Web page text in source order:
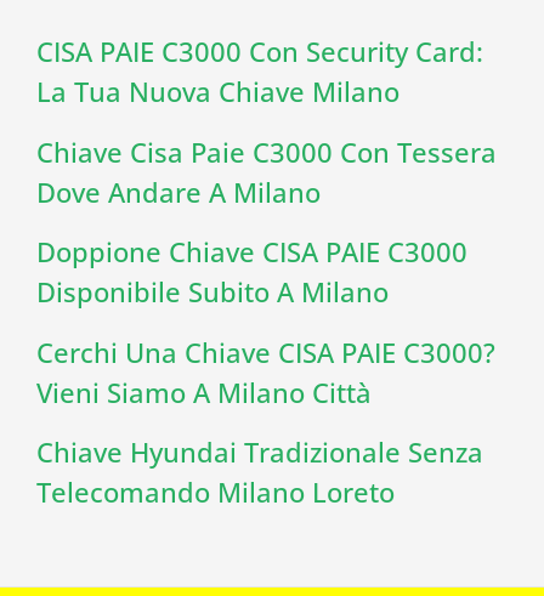
CISA PAIE C3000 Con Security Card:
La Tua Nuova Chiave Milano
Chiave Cisa Paie C3000 Con Tessera
Dove Andare A Milano
Doppione Chiave CISA PAIE C3000
Disponibile Subito A Milano
Cerchi Una Chiave CISA PAIE C3000?
Vieni Siamo A Milano Città
Chiave Hyundai Tradizionale Senza
Telecomando Milano Loreto